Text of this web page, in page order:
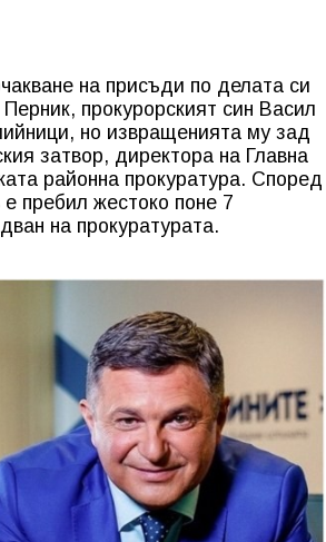
на присъди по делата си
прокурорският син Васил
но извращенията му зад
затвор, директора на Главна
районна прокуратура. Според
пребил жестоко поне 7
на прокуратурата.